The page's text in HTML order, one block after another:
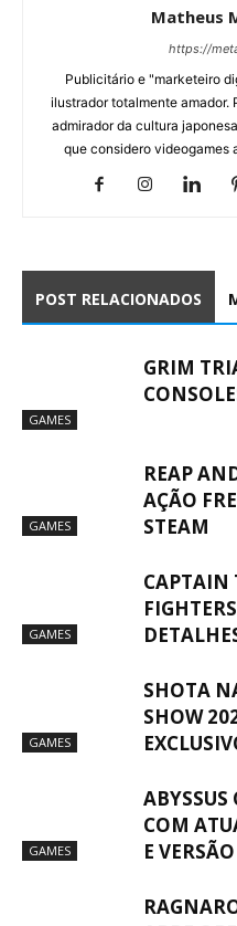
Matheus
https://
Publicitário e "marketeiro
ilustrador totalmente amador.
admirador da cultura
que considero videogames
POST RELACIONADOS
GAMES
GRIM
GAMES
REAP
AÇÃO
STEAM
GAMES
CAPTAIN
GAMES
SHOTA
SHOW
GAMES
ABYSSUS
COM
E